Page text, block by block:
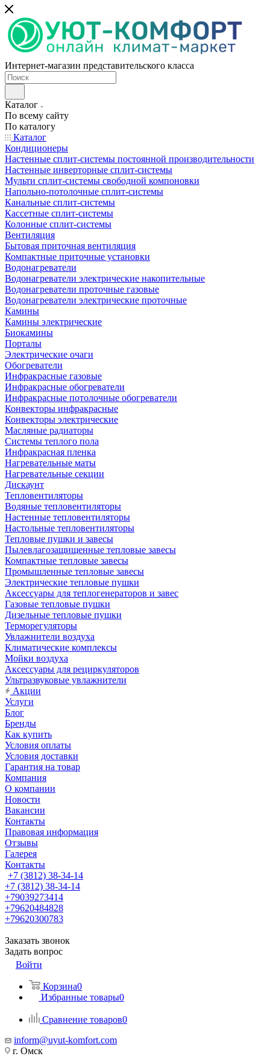
Интернет-магазин представительского класса
Каталог
По всему сайту
По каталогу
Каталог
Кондиционеры
Настенные сплит-системы постоянной производительности
Настенные инверторные сплит-системы
Мульти сплит-системы свободной компоновки
Напольно-потолочные сплит-системы
Канальные сплит-системы
Кассетные сплит-системы
Колонные сплит-системы
Вентиляция
Бытовая приточная вентиляция
Компактные приточные установки
Водонагреватели
Водонагреватели электрические накопительные
Водонагреватели проточные газовые
Водонагреватели электрические проточные
Камины
Камины электрические
Биокамины
Порталы
Электрические очаги
Обогреватели
Инфракрасные газовые
Инфракрасные обогреватели
Инфракрасные потолочные обогреватели
Конвекторы инфракрасные
Конвекторы электрические
Масляные радиаторы
Системы теплого пола
Инфракрасная пленка
Нагревательные маты
Нагревательные секции
Дискаунт
Тепловентиляторы
Водяные тепловентиляторы
Настенные тепловентиляторы
Настольные тепловентиляторы
Тепловые пушки и завесы
Пылевлагозащищенные тепловые завесы
Компактные тепловые завесы
Промышленные тепловые завесы
Электрические тепловые пушки
Аксессуары для теплогенераторов и завес
Газовые тепловые пушки
Дизельные тепловые пушки
Терморегуляторы
Увлажнители воздуха
Климатические комплексы
Мойки воздуха
Аксессуары для рециркуляторов
Ультразвуковые увлажнители
Акции
Услуги
Блог
Бренды
Как купить
Условия оплаты
Условия доставки
Гарантия на товар
Компания
О компании
Новости
Вакансии
Контакты
Правовая информация
Отзывы
Галерея
Контакты
+7 (3812) 38-34-14
+7 (3812) 38-34-14
+79039273414
+79620484828
+79620300783
Заказать звонок
Задать вопрос
Войти
Корзина0
Избранные товары0
Сравнение товаров0
inform@uyut-komfort.com
г. Омск